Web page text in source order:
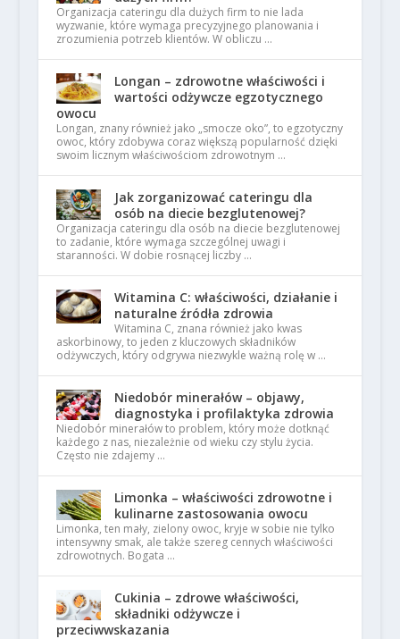
Organizacja cateringu dla dużych firm to nie lada
wyzwanie, które wymaga precyzyjnego planowania i
zrozumienia potrzeb klientów. W obliczu …
Longan – zdrowotne właściwości i
wartości odżywcze egzotycznego
owocu
Longan, znany również jako „smocze oko”, to egzotyczny
owoc, który zdobywa coraz większą popularność dzięki
swoim licznym właściwościom zdrowotnym …
Jak zorganizować cateringu dla
osób na diecie bezglutenowej?
Organizacja cateringu dla osób na diecie bezglutenowej
to zadanie, które wymaga szczególnej uwagi i
staranności. W dobie rosnącej liczby …
Witamina C: właściwości, działanie i
naturalne źródła zdrowia
Witamina C, znana również jako kwas
askorbinowy, to jeden z kluczowych składników
odżywczych, który odgrywa niezwykle ważną rolę w …
Niedobór minerałów – objawy,
diagnostyka i profilaktyka zdrowia
Niedobór minerałów to problem, który może dotknąć
każdego z nas, niezależnie od wieku czy stylu życia.
Często nie zdajemy …
Limonka – właściwości zdrowotne i
kulinarne zastosowania owocu
Limonka, ten mały, zielony owoc, kryje w sobie nie tylko
intensywny smak, ale także szereg cennych właściwości
zdrowotnych. Bogata …
Cukinia – zdrowe właściwości,
składniki odżywcze i
przeciwwskazania